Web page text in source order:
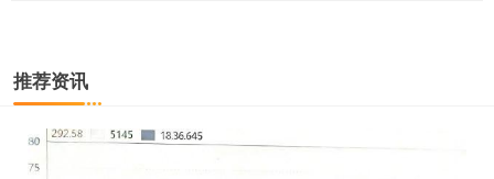
推荐资讯